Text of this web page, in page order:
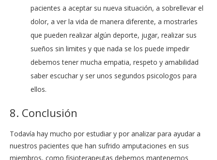
pacientes a aceptar su nueva situación, a sobrellevar el
dolor, a ver la vida de manera diferente, a mostrarles
que pueden realizar algún deporte, jugar, realizar sus
sueños sin limites y que nada se los puede impedir
debemos tener mucha empatia, respeto y amabilidad
saber escuchar y ser unos segundos psicologos para
ellos.
8. Conclusión
Todavía hay mucho por estudiar y por analizar para ayudar a
nuestros pacientes que han sufrido amputaciones en sus
miembros, como fisioterapeutas debemos mantenernos